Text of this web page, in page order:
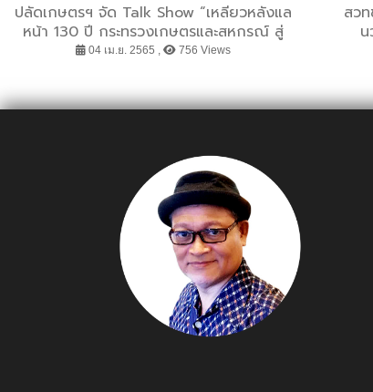
ปลัดเกษตรฯ จัด Talk Show “เหลียวหลังแล
หน้า 130 ปี กระทรวงเกษตรและสหกรณ์ สู่
Next Normal” เล่าประวัติความเป็นมา และ
ประเทศสำคัญของผู้ส่งออกสินค้าเกษตรและ
04 เม.ย. 2565 , 756 Views
สว
วิทยา